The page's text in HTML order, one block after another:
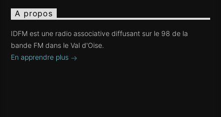
A propos
IDFM est une radio associative diffusant sur le 98 de la
bande FM dans le Val d'Oise.
En apprendre plus